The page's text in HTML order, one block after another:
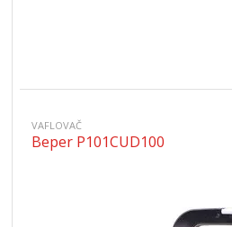
VAFLOVAČ
Beper P101CUD100